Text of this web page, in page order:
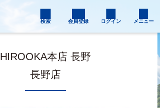
検索 会員登録 ログイン メニュー
HIROOKA本店 長野
長野店